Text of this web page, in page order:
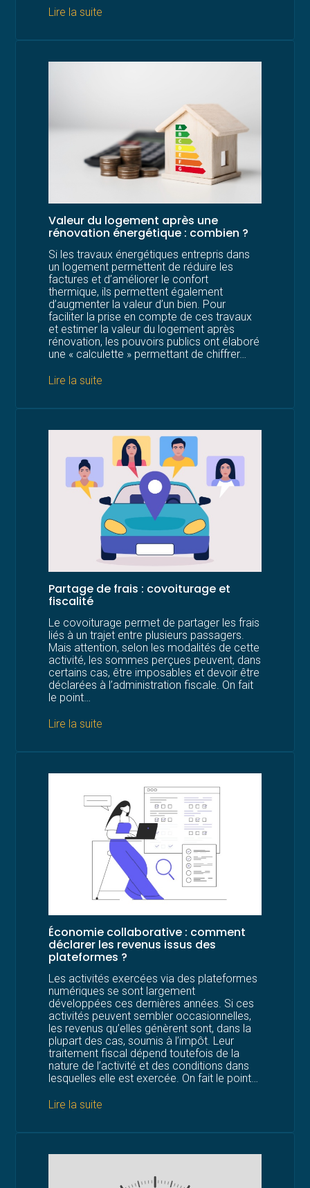
Lire la suite
Valeur du logement après une
rénovation énergétique : combien ?
Si les travaux énergétiques entrepris dans
un logement permettent de réduire les
factures et d’améliorer le confort
thermique, ils permettent également
d’augmenter la valeur d’un bien. Pour
faciliter la prise en compte de ces travaux
et estimer la valeur du logement après
rénovation, les pouvoirs publics ont élaboré
une « calculette » permettant de chiffrer…
Lire la suite
Partage de frais : covoiturage et
fiscalité
Le covoiturage permet de partager les frais
liés à un trajet entre plusieurs passagers.
Mais attention, selon les modalités de cette
activité, les sommes perçues peuvent, dans
certains cas, être imposables et devoir être
déclarées à l’administration fiscale. On fait
le point…
Lire la suite
Économie collaborative : comment
déclarer les revenus issus des
plateformes ?
Les activités exercées via des plateformes
numériques se sont largement
développées ces dernières années. Si ces
activités peuvent sembler occasionnelles,
les revenus qu’elles génèrent sont, dans la
plupart des cas, soumis à l’impôt. Leur
traitement fiscal dépend toutefois de la
nature de l’activité et des conditions dans
lesquelles elle est exercée. On fait le point…
Lire la suite